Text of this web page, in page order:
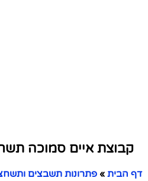
קבוצת איים סמוכה
דף הבית » פתרונות תשבצים